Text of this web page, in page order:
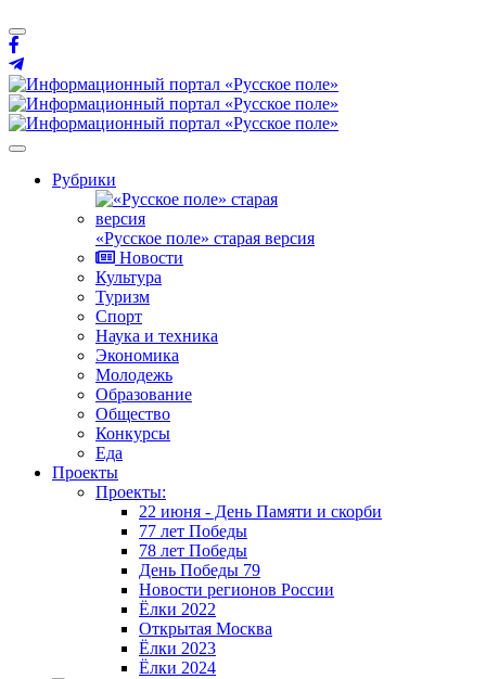
Рубрики
«Русское поле» старая версия
Новости
Культура
Туризм
Спорт
Наука и техника
Экономика
Молодежь
Образование
Общество
Конкурсы
Еда
Проекты
Проекты:
22 июня - День Памяти и скорби
77 лет Победы
78 лет Победы
День Победы 79
Новости регионов России
Ёлки 2022
Открытая Москва
Ёлки 2023
Ёлки 2024